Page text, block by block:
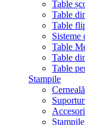
Table
Table
Table
Sisteme
Table
Table
Table
Stampile